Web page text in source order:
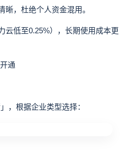
，杜绝个人资金混用。
低至0.25%），长期使用成本更
通
根据企业类型选择：